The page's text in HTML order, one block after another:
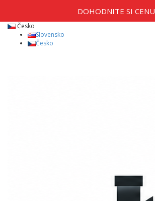
DOHODNITE SI CENU
Česko
Slovensko
Česko